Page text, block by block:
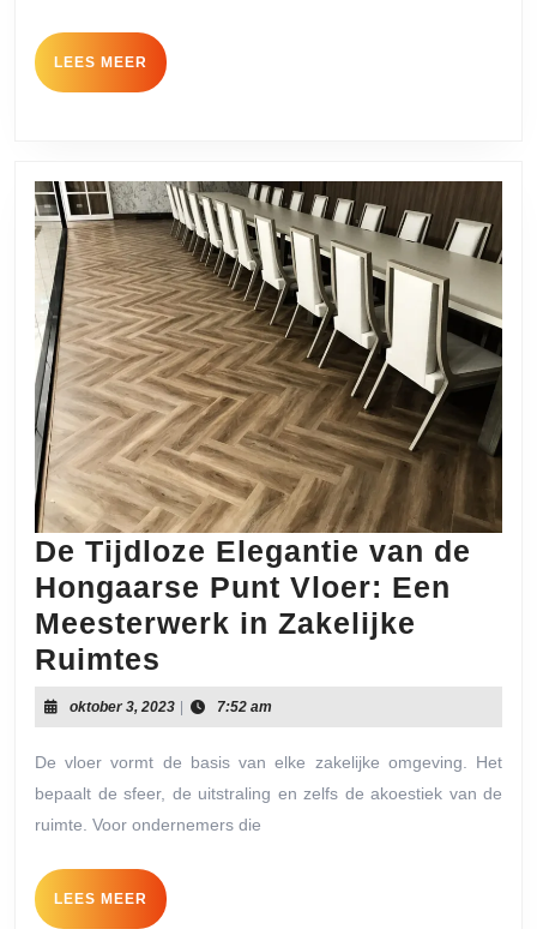
goud
LEES MEER LEES
MEER
De Tijdloze Elegantie van de
Hongaarse Punt Vloer: Een
Meesterwerk in Zakelijke
Ruimtes
Tijdloze
Elegantie
van
de
Hongaarse
Punt
Vloer:
oktober 3, 2023oktober
3,
| 7:52 am
De vloer vormt de basis van elke zakelijke omgeving. Het
bepaalt de sfeer, de uitstraling en zelfs de akoestiek van de
ruimte. Voor ondernemers die
LEES MEER LEES
MEER